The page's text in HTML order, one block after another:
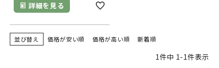
詳細を見る
並び替え 価格が安い順 価格が高い順 新着順
1件中 1-1件表示